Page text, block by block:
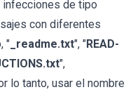
infecciones de tipo
con diferentes
" _readme.txt", "READ-
",
lo tanto, usar el nombre